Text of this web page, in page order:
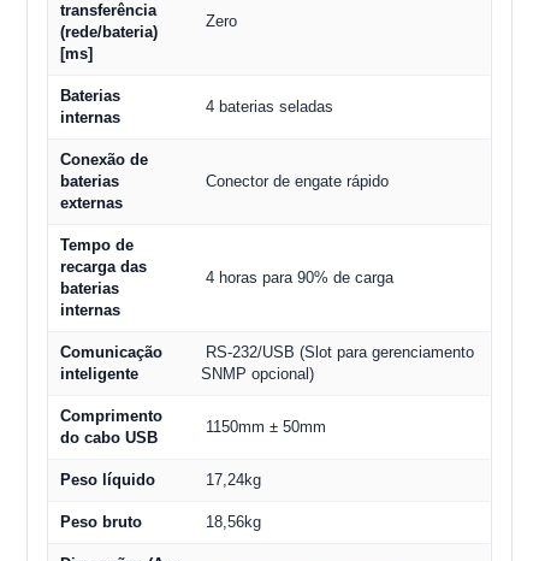
transferência
(rede/bateria)
[ms]
Zero
Baterias
internas
4 baterias seladas
Conexão de
baterias
externas
Conector de engate rápido
Tempo de
recarga das
baterias
internas
4 horas para 90% de carga
Comunicação
inteligente
RS-232/USB (Slot para gerenciamento
SNMP opcional)
Comprimento
do cabo USB
1150mm ± 50mm
Peso líquido 17,24kg
Peso bruto 18,56kg